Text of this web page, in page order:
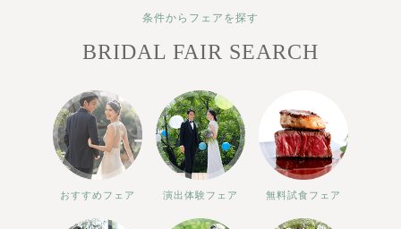
条件からフェアを探す
BRIDAL FAIR SEARCH
おすすめフェア 演出体験フェア 無料試食フェア